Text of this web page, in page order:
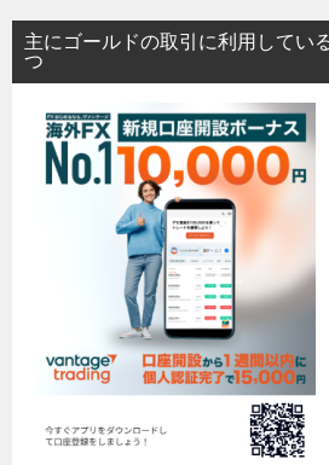
主にゴールドの取引に利用してい
つ